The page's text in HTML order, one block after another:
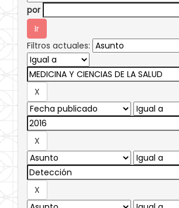
por
Filtros actuales: